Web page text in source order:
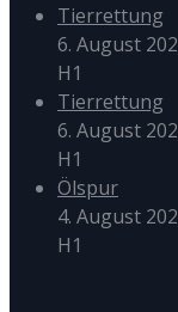
Tierrettung
6. August
H1
Tierrettung
6. August
H1
Ölspur
4. August
H1